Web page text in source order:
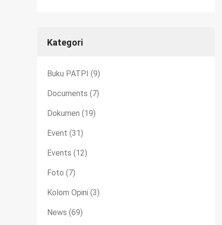
Kategori
Buku PATPI (9)
Documents (7)
Dokumen (19)
Event (31)
Events (12)
Foto (7)
Kolom Opini (3)
News (69)